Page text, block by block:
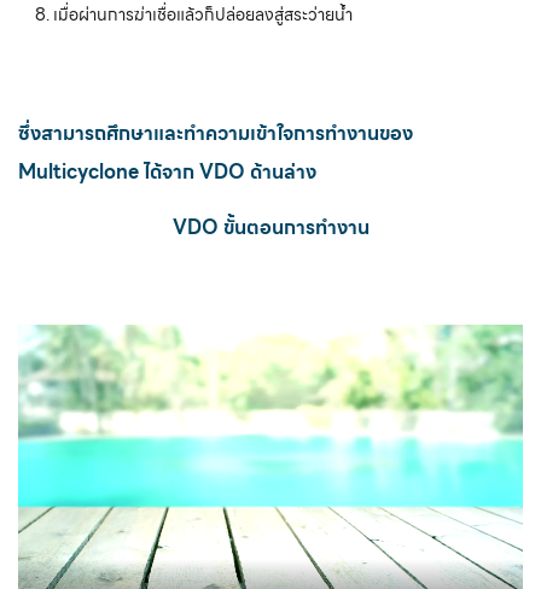
เมื่อผ่านการฆ่าเชื่อแล้วก็ปล่อยลงสู่สระว่ายน้ำ
ซึ่งสามารถศึกษาและทำความเข้าใจการทำงานของ
Multicycloneได้จากVDO ด้านล่าง
VDO ขั้นตอนการทำงาน